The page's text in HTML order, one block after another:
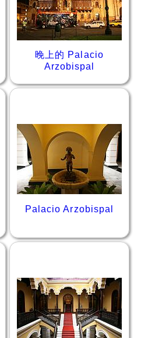
晚上的 Palacio
Arzobispal
Palacio Arzobispal